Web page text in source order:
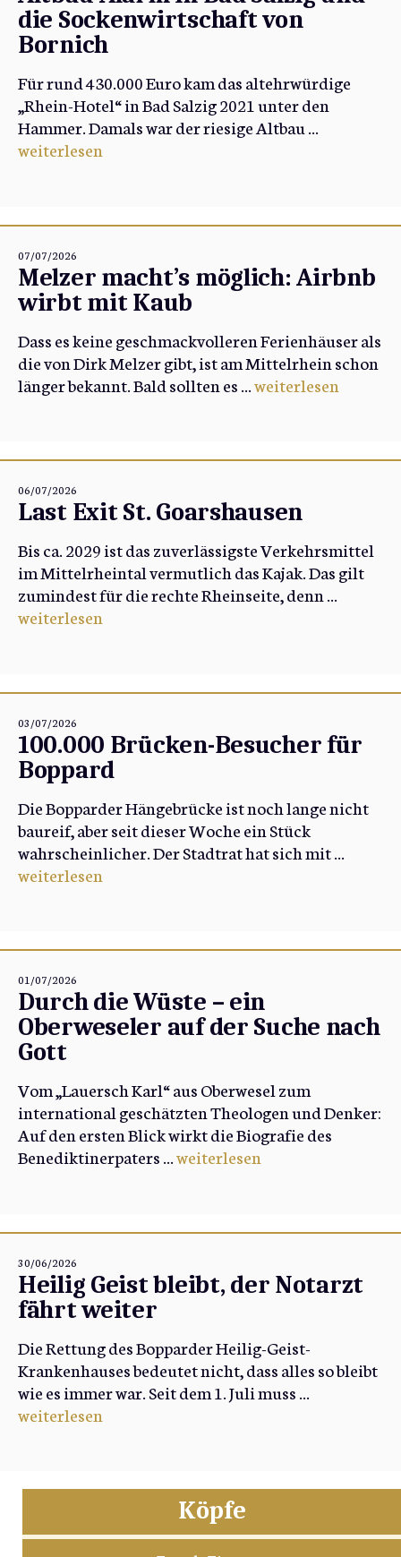
die Sockenwirtschaft von
Bornich
Für rund 430.000 Euro kam das altehrwürdige
„Rhein-Hotel“ in Bad Salzig 2021 unter den
Hammer. Damals war der riesige Altbau ...
weiterlesen
07/07/2026
Melzer macht’s möglich: Airbnb
wirbt mit Kaub
Dass es keine geschmackvolleren Ferienhäuser als
die von Dirk Melzer gibt, ist am Mittelrhein schon
länger bekannt. Bald sollten es ...weiterlesen
06/07/2026
Last Exit St. Goarshausen
Bis ca. 2029 ist das zuverlässigste Verkehrsmittel
im Mittelrheintal vermutlich das Kajak. Das gilt
zumindest für die rechte Rheinseite, denn ...
weiterlesen
03/07/2026
100.000 Brücken-Besucher für
Boppard
Die Bopparder Hängebrücke ist noch lange nicht
baureif, aber seit dieser Woche ein Stück
wahrscheinlicher. Der Stadtrat hat sich mit ...
weiterlesen
01/07/2026
Durch die Wüste – ein
Oberweseler auf der Suche nach
Gott
Vom „Lauersch Karl“ aus Oberwesel zum
international geschätzten Theologen und Denker:
Auf den ersten Blick wirkt die Biografie des
Benediktinerpaters ...weiterlesen
30/06/2026
Heilig Geist bleibt, der Notarzt
fährt weiter
Die Rettung des Bopparder Heilig-Geist-
Krankenhauses bedeutet nicht, dass alles so bleibt
wie es immer war. Seit dem 1. Juli muss ...
weiterlesen
Köpfe